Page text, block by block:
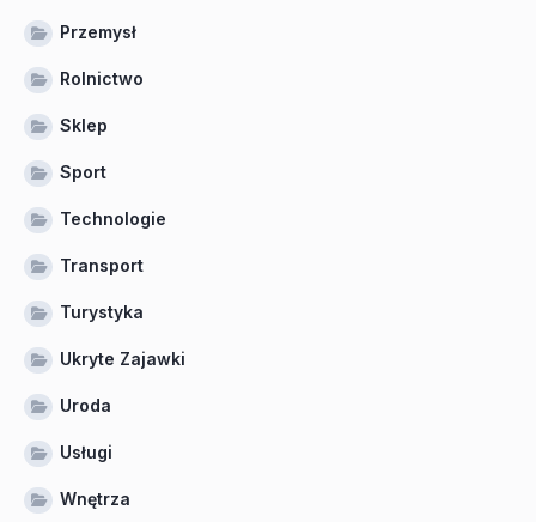
Przemysł
Rolnictwo
Sklep
Sport
Technologie
Transport
Turystyka
Ukryte Zajawki
Uroda
Usługi
Wnętrza